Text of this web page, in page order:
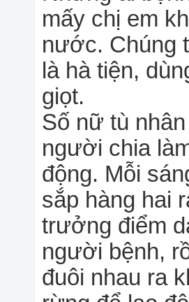
mấy chị em
nước. Chúng
là hà tiện,
giọt.
Số nữ tù
người chia
động. Mỗi
sắp hàng hai
trưởng điểm
người bệnh,
đuôi nhau ra